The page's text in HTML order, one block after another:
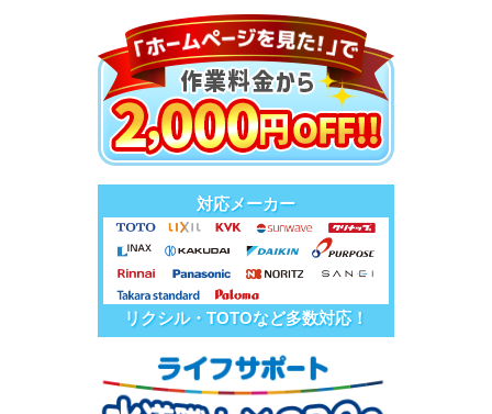
対応メーカー
リクシル・TOTOなど多数対応！